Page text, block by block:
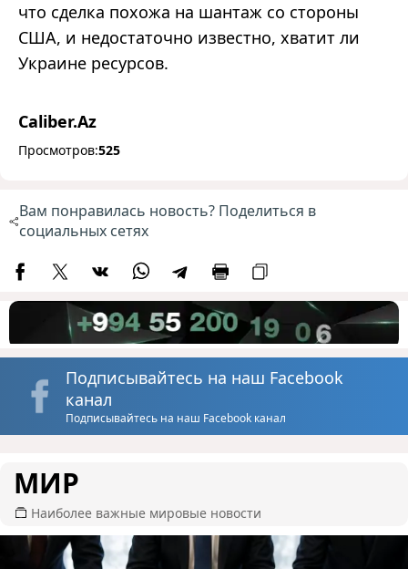
что сделка похожа на шантаж со стороны
США, и недостаточно известно, хватит ли
Украине ресурсов.
Caliber.Az
Просмотров:525
Вам понравилась новость? Поделиться в
социальных сетях
Подписывайтесь на наш Facebook
канал
Подписывайтесь на наш Facebook канал
МИР
Наиболее важные мировые новости